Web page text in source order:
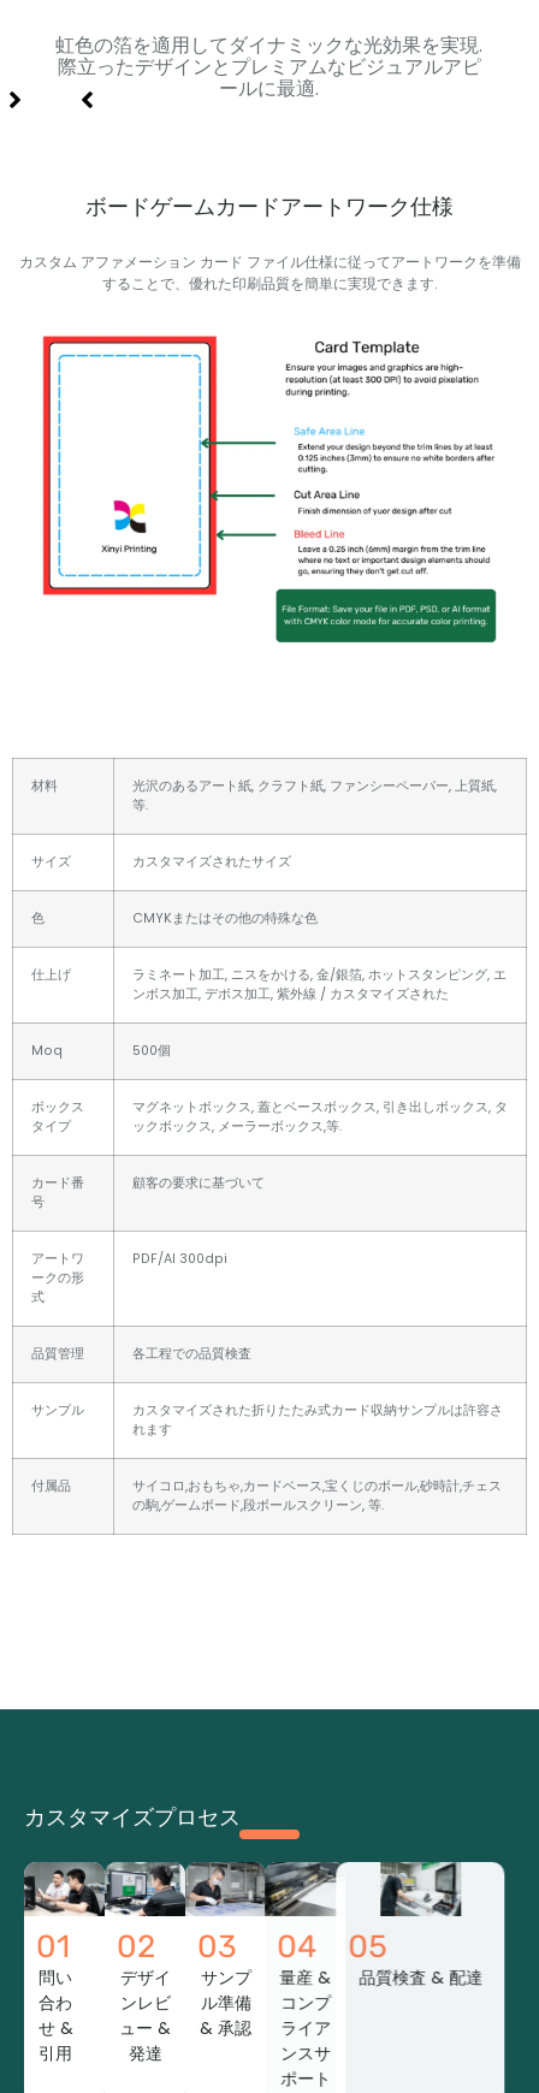
虹色の箔を適用してダイナミックな光効果を実現.
際立ったデザインとプレミアムなビジュアルアピ
ールに最適.
ボードゲームカードアートワーク仕様
カスタム アファメーション カード ファイル仕様に従ってアートワークを準備
することで、優れた印刷品質を簡単に実現できます.
材料
光沢のあるアート紙, クラフト紙, ファンシーペーパー, 上質紙,
等.
サイズ カスタマイズされたサイズ
色 CMYKまたはその他の特殊な色
仕上げ
ラミネート加工, ニスをかける, 金/銀箔, ホットスタンピング, エ
ンボス加工, デボス加工, 紫外線 / カスタマイズされた
Moq 500個
ボックス
タイプ
マグネットボックス, 蓋とベースボックス, 引き出しボックス, タ
ックボックス, メーラーボックス,等.
カード番
号
顧客の要求に基づいて
アートワ
ークの形
式
PDF/AI 300dpi
品質管理 各工程での品質検査
サンプル
カスタマイズされた折りたたみ式カード収納サンプルは許容さ
れます
付属品
サイコロ,おもちゃ,カードベース,宝くじのボール,砂時計,チェス
の駒,ゲームボード,段ボールスクリーン, 等.
カスタマイズプロセス
01
問い
合わ
せ &
引用
02
デザイ
ンレビ
ュー &
発達
03
サンプ
ル準備
& 承認
04
量産 &
コンプ
ライア
ンスサ
ポート
05
品質検査 & 配達